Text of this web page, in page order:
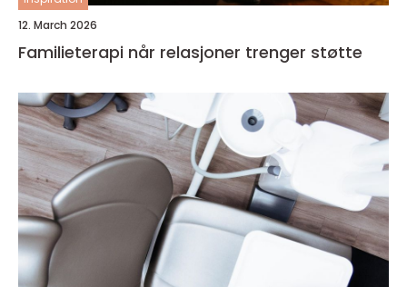
12. March 2026
Familieterapi når relasjoner trenger støtte